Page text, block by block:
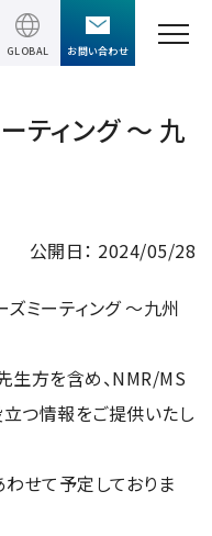
GLOBAL お問い合わせ
ティング ～ 九
公開日： 2024/05/28
ミーティング ～九州
方を含め、NMR/MS
つ情報をご提供いたし
せて予定しておりま